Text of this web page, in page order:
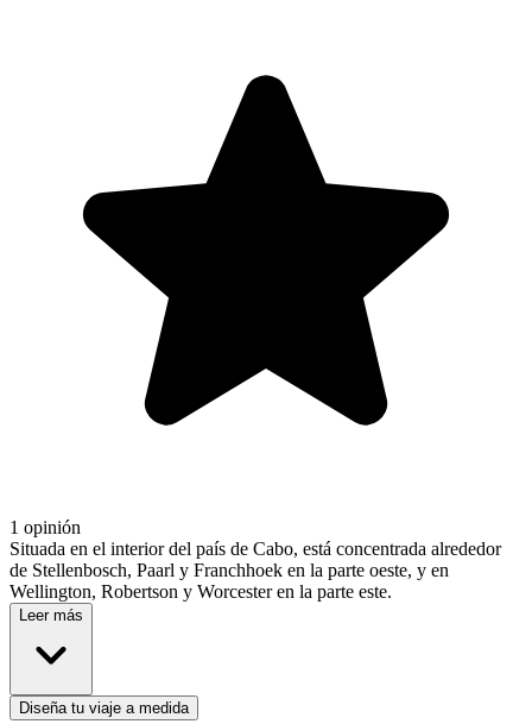
1 opinión
Situada en el interior del país de Cabo, está concentrada alrededor
de Stellenbosch, Paarl y Franchhoek en la parte oeste, y en
Wellington, Robertson y Worcester en la parte este.
Leer más
Diseña tu viaje a medida